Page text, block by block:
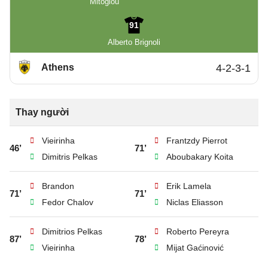
91
Alberto Brignoli
Athens 4-2-3-1
Thay người
46’
Vieirinha
Dimitris Pelkas
71’
Frantzdy Pierrot
Aboubakary Koita
71’
Brandon
Fedor Chalov
71’
Erik Lamela
Niclas Eliasson
87’
Dimitrios Pelkas
Vieirinha
78’
Roberto Pereyra
Mijat Gaćinović